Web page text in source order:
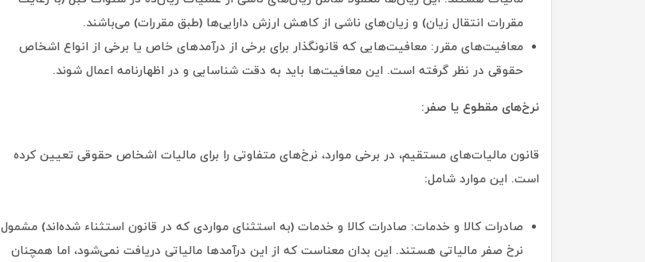
مقررات انتقال زیان) و زیان‌های ناشی از کاهش ارزش دارایی‌ها (طبق مقررات) می‌باشند.
معافیت‌های مقرر: معافیت‌هایی که قانونگذار برای برخی از درآمدهای خاص یا برخی از انواع اشخاص
حقوقی در نظر گرفته است. این معافیت‌ها باید به دقت شناسایی و در اظهارنامه اعمال شوند.
نرخ‌های مقطوع یا صفر:
قانون مالیات‌های مستقیم، در برخی موارد، نرخ‌های متفاوتی را برای مالیات اشخاص حقوقی تعیین کرده
است. این موارد شامل:
صادرات کالا و خدمات: صادرات کالا و خدمات (به استثنای مواردی که در قانون استثناء شده‌اند) مشمول
نرخ صفر مالیاتی هستند. این بدان معناست که از این درآمدها مالیاتی دریافت نمی‌شود، اما همچنان